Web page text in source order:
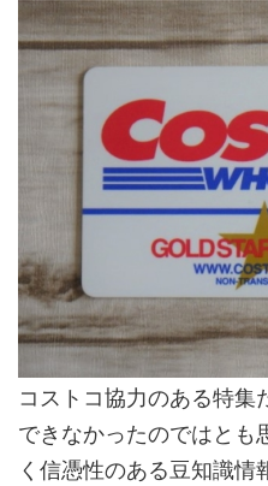
コストコ協力のある特集
できなかったのではとも
く信憑性のある豆知識